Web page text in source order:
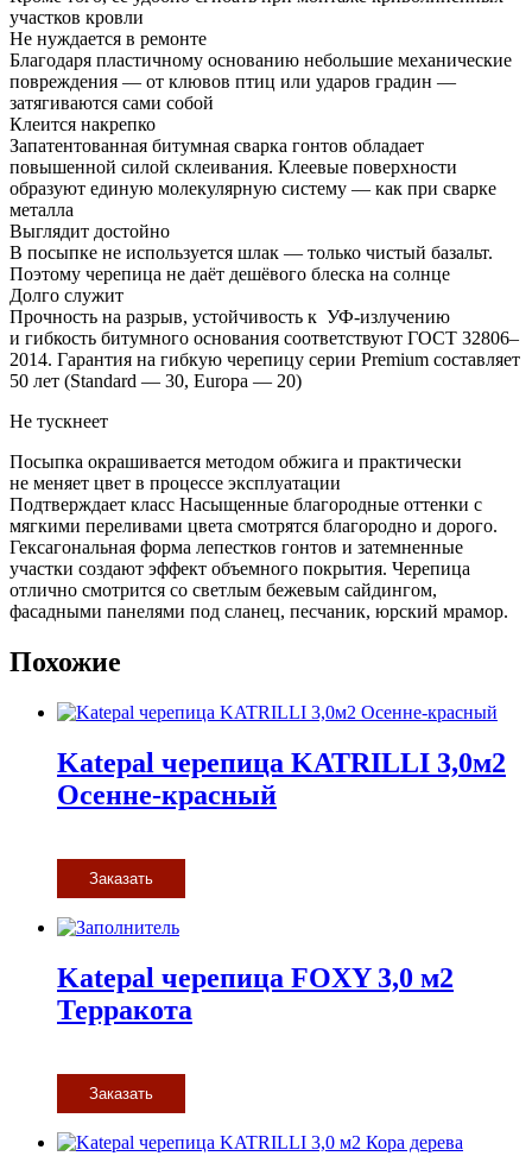
участков кровли
Не нуждается в ремонте
Благодаря пластичному основанию небольшие механические
повреждения — от клювов птиц или ударов градин —
затягиваются сами собой
Клеится накрепко
Запатентованная битумная сварка гонтов обладает
повышенной силой склеивания. Клеевые поверхности
образуют единую молекулярную систему — как при сварке
металла
Выглядит достойно
В посыпке не используется шлак — только чистый базальт.
Поэтому черепица не даёт дешёвого блеска на солнце
Долго служит
Прочность на разрыв, устойчивость к УФ-излучению
и гибкость битумного основания соответствуют ГОСТ 32806–
2014. Гарантия на гибкую черепицу серии Premium составляет
50 лет (Standard — 30, Europa — 20)
Не тускнеет
Посыпка окрашивается методом обжига и практически
не меняет цвет в процессе эксплуатации
Подтверждает класс Насыщенные благородные оттенки с
мягкими переливами цвета смотрятся благородно и дорого.
Гексагональная форма лепестков гонтов и затемненные
участки создают эффект объемного покрытия. Черепица
отлично смотрится со светлым бежевым сайдингом,
фасадными панелями под сланец, песчаник, юрский мрамор.
Похожие
Katepal черепица KATRILLI 3,0м2
Осенне-красный
Заказать
Katepal черепица FOXY 3,0 м2
Терракота
Заказать